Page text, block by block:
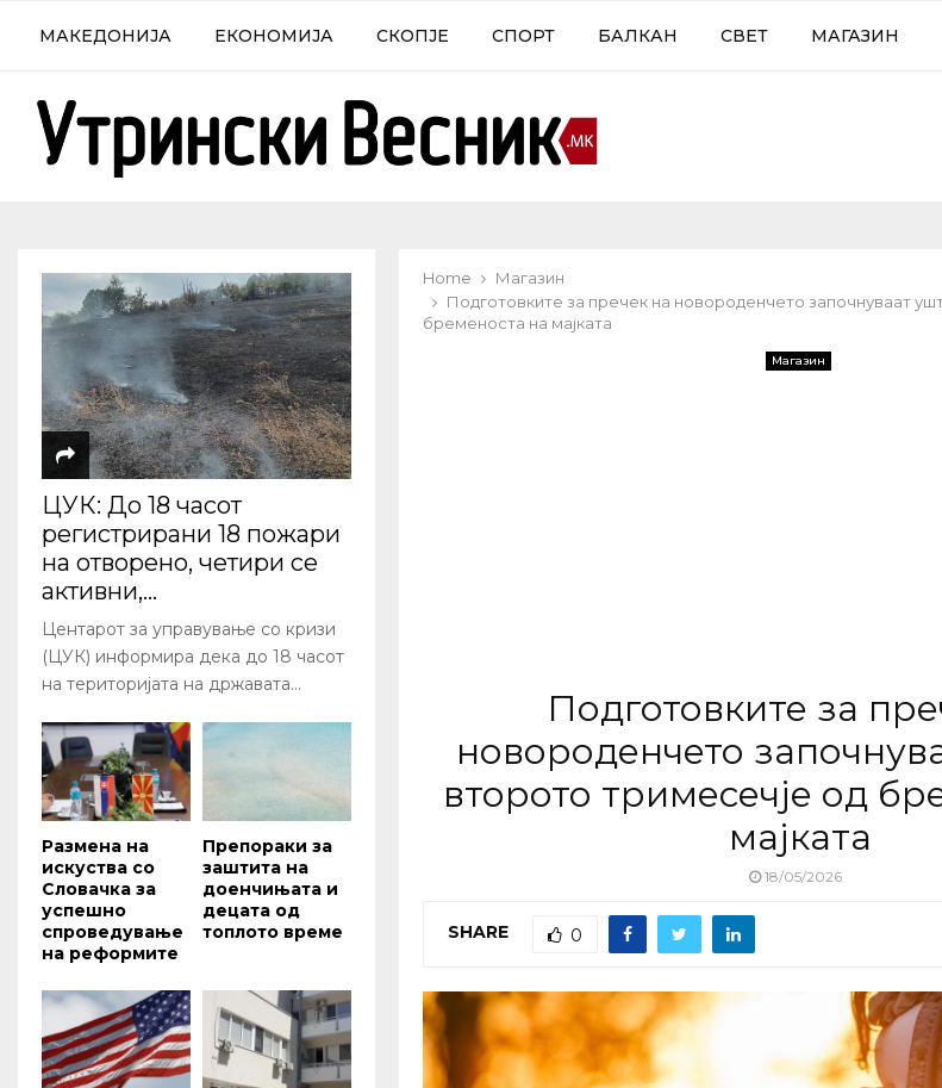
МАКЕДОНИЈА ЕКОНОМИЈА СКОПЈЕ СПОРТ БАЛКАН СВЕТ МАГАЗИН
Home
Магазин
Подготовките за пречек на новороденчето започнуваат
бременоста на мајката
Магазин
Подготовките за
новороденчето
второто тримесечје од
мајката
18/05/2026
SHARE 0
ЦУК: До 18 часот
регистрирани 18 пожари
на отворено, четири се
активни,...
Центарот за управување со кризи
(ЦУК) информира дека до 18 часот
на територијата на државата...
Размена на
искуства со
Словачка за
успешно
спроведување
на реформите
Препораки за
заштита на
доенчињата и
децата од
топлото време